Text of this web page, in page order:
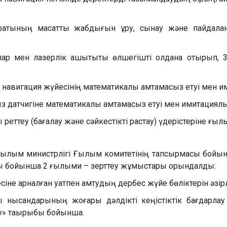
мақсатты жабдығын құру, сынау және
мен лазерлік қашықтықты өлшегішті қолдана отырып,
жүйесінің математикалық қамтамасыз етуі мен
математикалық қамтамасыз етуі мен
(бағалау және сәйкестікті растау) үдерістеріне
министрлігі Ғылым комитетінің тапсырмасы
бойынша 2 ғылыми – зерттеу жұмыстары орындалды:
арналған қуатпен қамтудың дербес жүйе бөліктерін
нысандарының жоғары дәлдікті кеңістіктік
тақырыбы бойынша.